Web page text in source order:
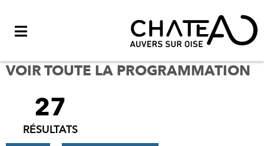
VOIR TOUTE LA PROGRAMMATION
FILTRER
RÉSULTATS
27
RÉSULTATS